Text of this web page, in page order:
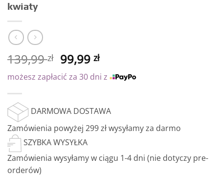
kwiaty
139,99zł 99,99zł
możesz zapłacić za 30 dni z
DARMOWA DOSTAWA
Zamówienia powyżej 299 zł wysyłamy za darmo
SZYBKA WYSYŁKA
Zamówienia wysyłamy w ciągu 1-4 dni (nie dotyczy pre-
orderów)